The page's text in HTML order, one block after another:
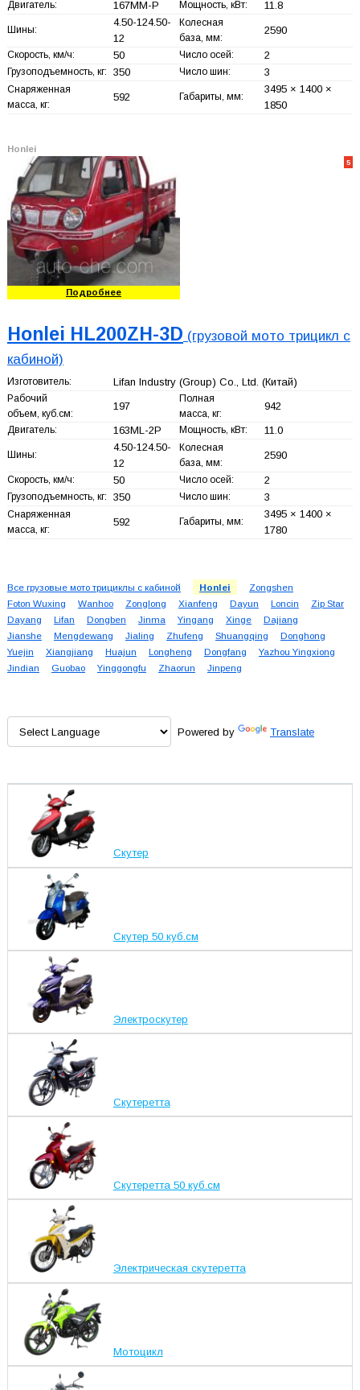
Двигатель: 167MM-P Мощность, кВт: 11.8
Шины:
4.50-124.50-
12
Колесная
база, мм:
2590
Скорость, км/ч: 50 Число осей: 2
Грузоподъемность, кг: 350 Число шин: 3
Снаряженная
масса, кг:
592 Габариты, мм:
3495 × 1400 ×
1850
Honlei
5
Подробнее
Honlei HL200ZH-3D (грузовой мото трицикл с
кабиной)
Изготовитель: Lifan Industry (Group) Co., Ltd. (Китай)
Рабочий
объем, куб.см:
197
Полная
масса, кг:
942
Двигатель: 163ML-2P Мощность, кВт: 11.0
Шины:
4.50-124.50-
12
Колесная
база, мм:
2590
Скорость, км/ч: 50 Число осей: 2
Грузоподъемность, кг: 350 Число шин: 3
Снаряженная
масса, кг:
592 Габариты, мм:
3495 × 1400 ×
1780
Все грузовые мото трициклы с кабиной Honlei
Zongshen
Foton Wuxing
Wanhoo Zonglong Xianfeng Dayun Loncin
Zip Star
Dayang
Lifan Dongben Jinma Yingang Xinge
Dajiang
Jianshe
Mengdewang Jialing Zhufeng Shuangqing
Donghong
Yuejin
Xiangjiang Huajun Longheng Dongfang
Yazhou Yingxiong
Jindian
Guobao Yinggongfu Zhaorun Jinpeng
Powered by Translate
Скутер
Скутер 50 куб.см
Электроскутер
Скутеретта
Скутеретта 50 куб.см
Электрическая скутеретта
Мотоцикл